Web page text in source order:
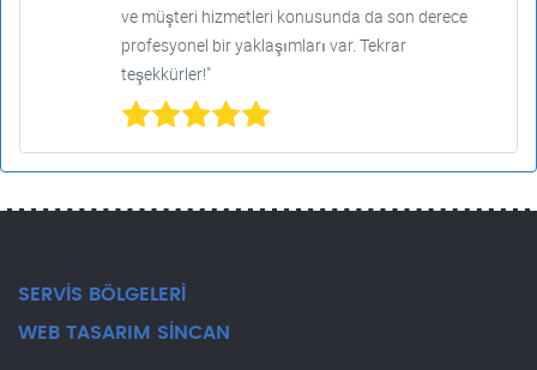
ve müşteri hizmetleri konusunda da son derece
profesyonel bir yaklaşımları var. Tekrar
teşekkürler!"
SERVİS BÖLGELERİ
WEB TASARIM SİNCAN